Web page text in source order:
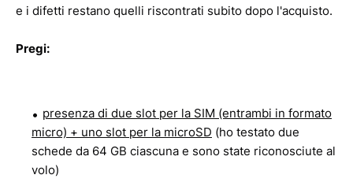
e i difetti restano quelli riscontrati subito dopo l'acquisto.
Pregi:
presenza di due slot per la SIM (entrambi in formato
micro) + uno slot per la microSD (ho testato due
schede da 64 GB ciascuna e sono state riconosciute al
volo)